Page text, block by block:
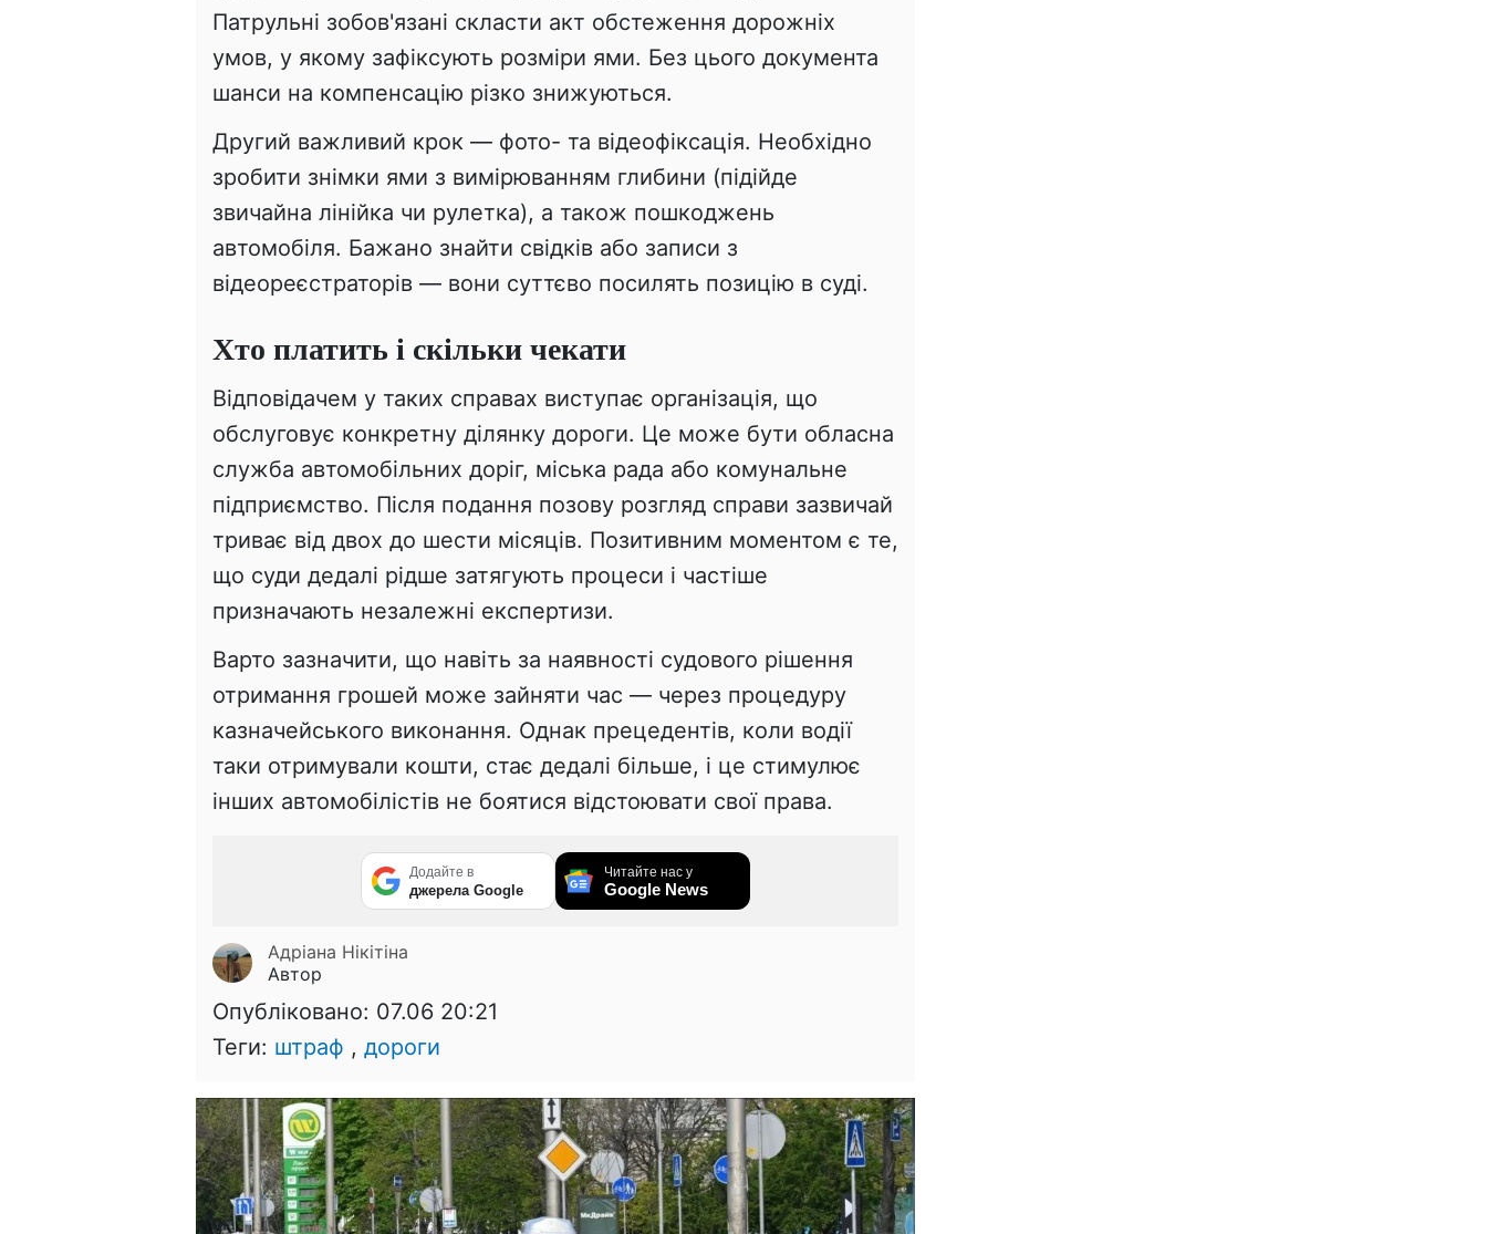
Патрульні зобов'язані скласти акт обстеження дорожніх
умов, у якому зафіксують розміри ями. Без цього документа
шанси на компенсацію різко знижуються.
Другий важливий крок — фото- та відеофіксація. Необхідно
зробити знімки ями з вимірюванням глибини (підійде
звичайна лінійка чи рулетка), а також пошкоджень
автомобіля. Бажано знайти свідків або записи з
відеореєстраторів — вони суттєво посилять позицію в суді.
Хто платить і скільки чекати
Відповідачем у таких справах виступає організація, що
обслуговує конкретну ділянку дороги. Це може бути обласна
служба автомобільних доріг, міська рада або комунальне
підприємство. Після подання позову розгляд справи зазвичай
триває від двох до шести місяців. Позитивним моментом є те,
що суди дедалі рідше затягують процеси і частіше
призначають незалежні експертизи.
Варто зазначити, що навіть за наявності судового рішення
отримання грошей може зайняти час — через процедуру
казначейського виконання. Однак прецедентів, коли водії
таки отримували кошти, стає дедалі більше, і це стимулює
інших автомобілістів не боятися відстоювати свої права.
Додайте в
джерела Google
Читайте нас у
Google News
Адріана Нікітіна
Автор
Опубліковано: 07.06 20:21
Теги: штраф , дороги